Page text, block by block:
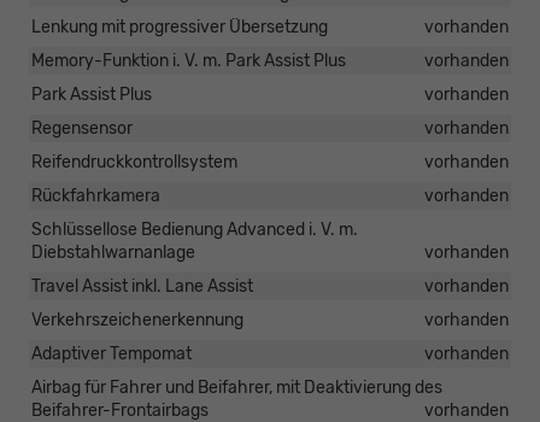
Lenkung mit progressiver Übersetzung
vorhanden
Memory-Funktion i. V. m. Park Assist Plus
vorhanden
Park Assist Plus
vorhanden
Regensensor
vorhanden
Reifendruckkontrollsystem
vorhanden
Rückfahrkamera
vorhanden
Schlüssellose Bedienung Advanced i. V. m.
Diebstahlwarnanlage
vorhanden
Travel Assist inkl. Lane Assist
vorhanden
Verkehrszeichenerkennung
vorhanden
Adaptiver Tempomat
vorhanden
Airbag für Fahrer und Beifahrer, mit Deaktivierung des
Beifahrer-Frontairbags
vorhanden